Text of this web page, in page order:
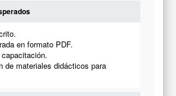
en formato PDF.
de materiales didácticos para